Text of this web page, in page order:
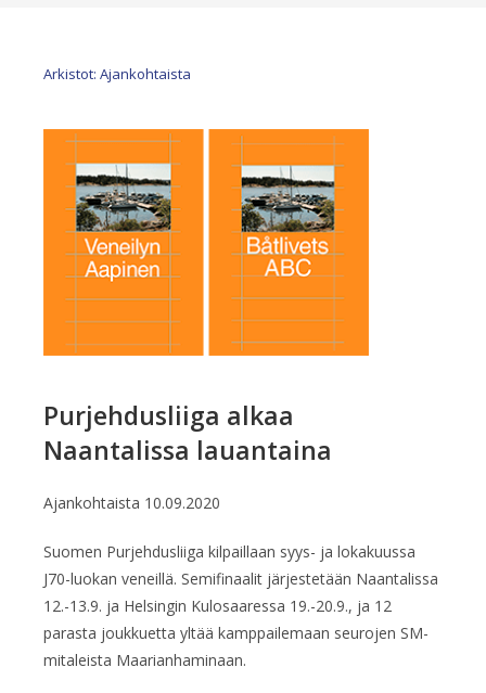
Arkistot: Ajankohtaista
Purjehdusliiga alkaa
Naantalissa lauantaina
Ajankohtaista 10.09.2020
Suomen Purjehdusliiga kilpaillaan syys- ja lokakuussa
J70-luokan veneillä. Semifinaalit järjestetään Naantalissa
12.-13.9. ja Helsingin Kulosaaressa 19.-20.9., ja 12
parasta joukkuetta yltää kamppailemaan seurojen SM-
mitaleista Maarianhaminaan.